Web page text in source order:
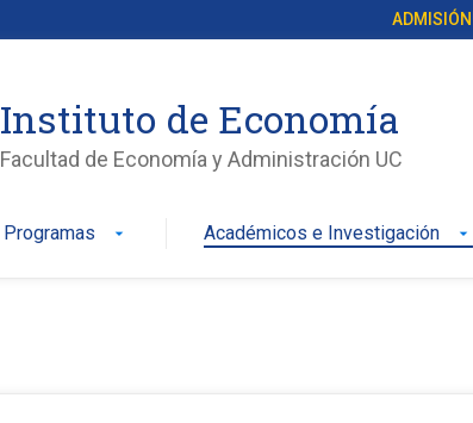
ADMISIÓN
Instituto de Economía
Facultad de Economía y Administración UC
Programas arrow_drop_down Académicos e Investigación arrow_drop_down